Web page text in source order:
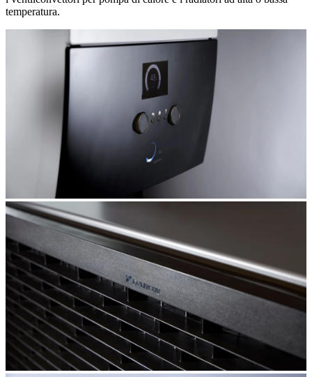
temperatura.